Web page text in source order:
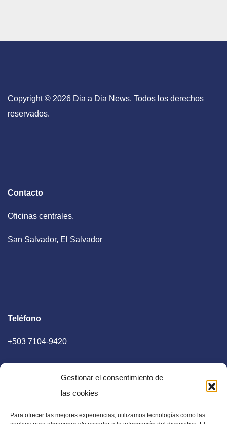
Gestionar el consentimiento de
las cookies
Para ofrecer las mejores experiencias, utilizamos tecnologías como las
Copyright © 2026 Dia a Dia News. Todos los derechos
reservados.
Contacto
Oficinas centrales.
San Salvador, El Salvador
Teléfono
+503 7104-9420
E-mail